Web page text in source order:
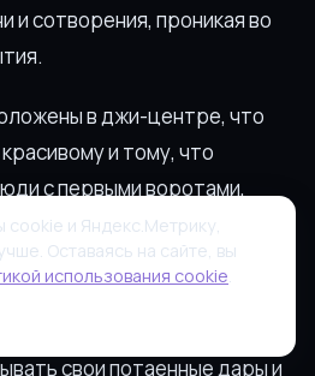
и сотворения, проникая во
в джи-центре, что
и тому, что
с первыми воротами,
часто обладают глубокой
сущностью, иногда даже
это. Это подчеркивает
человека, которая
свои потаенные дары и
и Яндекс.Метрику,
Оставаясь на сайте, вы
использования cookie.